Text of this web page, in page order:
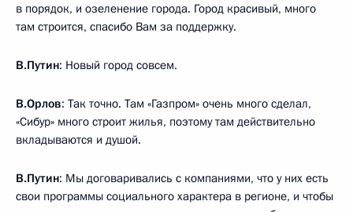
в порядок, и озеленение города. Город красивый, много
там строится, спасибо Вам за поддержку.
В.Путин: Новый город совсем.
В.Орлов: Так точно. Там «Газпром» очень много сделал,
«Сибур» много строит жилья, поэтому там действительно
вкладываются и душой.
В.Путин: Мы договаривались с компаниями, что у них есть
свои программы социального характера в регионе, и чтобы